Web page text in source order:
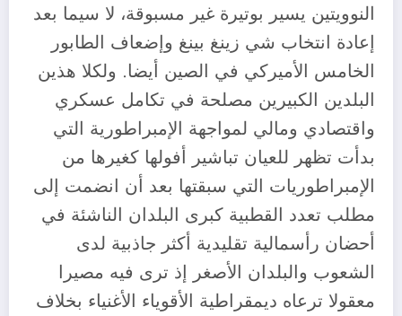
النوويتين يسير بوتيرة غير مسبوقة، لا سيما بعد
إعادة انتخاب شي زينغ بينغ وإضعاف الطابور
الخامس الأميركي في الصين أيضا. ولكلا هذين
البلدين الكبيرين مصلحة في تكامل عسكري
واقتصادي ومالي لمواجهة الإمبراطورية التي
بدأت تظهر للعيان تباشير أفولها كغيرها من
الإمبراطوريات التي سبقتها بعد أن انضمت إلى
مطلب تعدد القطبية كبرى البلدان الناشئة في
أحضان رأسمالية تقليدية أكثر جاذبية لدى
الشعوب والبلدان الأصغر إذ ترى فيه مصيرا
معقولا ترعاه ديمقراطية الأقوياء الأغنياء بخلاف